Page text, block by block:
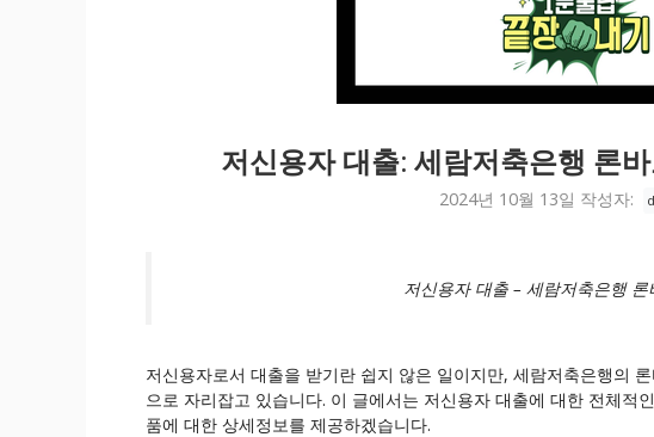
저신용자 대출: 세람저축은행 론
2024년 10월 13일 작성자:
저신용자 대출 – 세람저축은행
저신용자로서 대출을 받기란 쉽지 않은 일이지만, 세람저축은행의
으로 자리잡고 있습니다. 이 글에서는 저신용자 대출에 대한 전체적
품에 대한 상세정보를 제공하겠습니다.